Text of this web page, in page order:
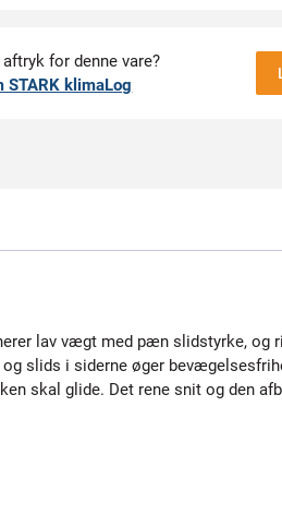
aftryk for denne vare?
STARK klimaLog
lav vægt med pæn slidstyrke, og
slids i siderne øger
skal glide. Det rene snit og den